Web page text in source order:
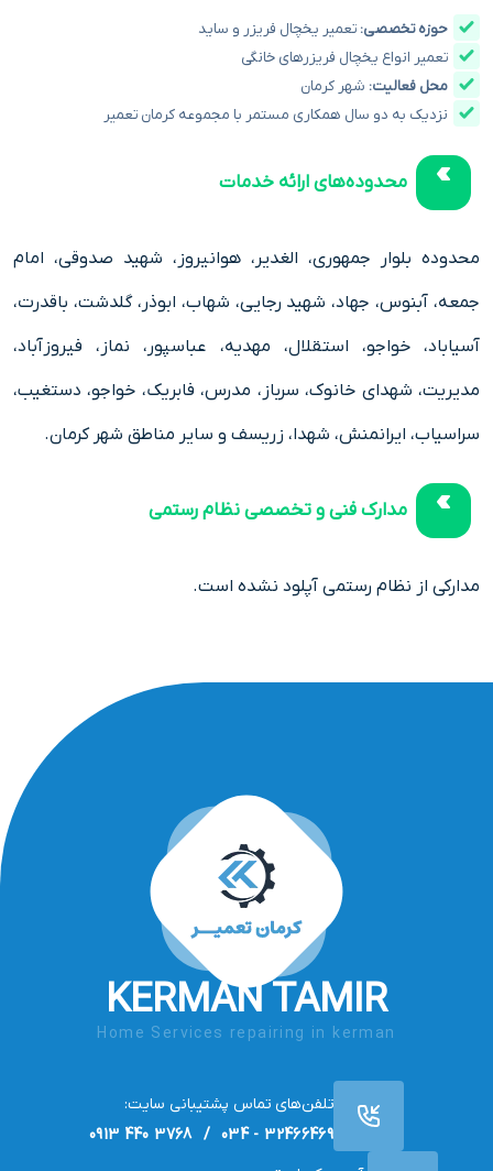
حوزه تخصصی: تعمیر یخچال فریزر و ساید
تعمیر انواع یخچال فریزرهای خانگی
محل فعالیت: شهر کرمان
نزدیک به دو سال همکاری مستمر با مجموعه کرمان تعمیر
محدوده‌های ارائه خدمات
محدوده بلوار جمهوری، الغدیر، هوانیروز، شهید صدوقی، امام
جمعه، آبنوس، جهاد، شهید رجایی، شهاب، ابوذر، گلدشت، باقدرت،
آسیاباد، خواجو، استقلال، مهدیه، عباسپور، نماز، فیروزآباد،
مدیریت، شهدای خانوک، سرباز، مدرس، فابریک، خواجو، دستغیب،
سراسیاب، ایرانمنش، شهدا، زریسف و سایر مناطق شهر کرمان.
مدارک فنی و تخصصی نظام رستمی
مدارکی از نظام رستمی آپلود نشده است.
KERMAN TAMIR
Home Services repairing in kerman
تلفن‌های تماس پشتیبانی سایت:
32466469 - 034 / 3768 440 0913